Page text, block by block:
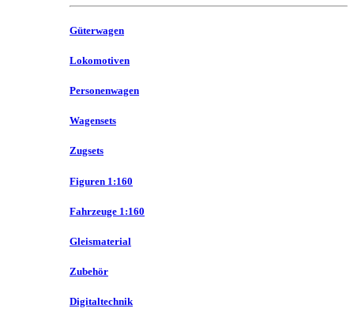
Güterwagen
Lokomotiven
Personenwagen
Wagensets
Zugsets
Figuren 1:160
Fahrzeuge 1:160
Gleismaterial
Zubehör
Digitaltechnik